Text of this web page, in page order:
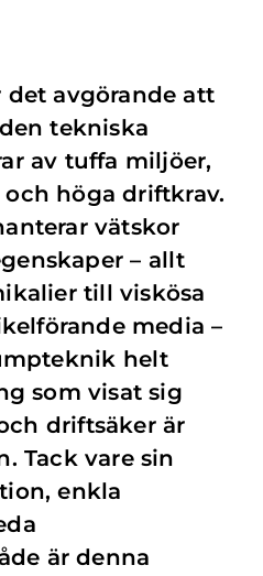
avgörande att
tekniska
av tuffa miljöer,
höga driftkrav.
vätskor
– allt
till viskösa
media –
helt
som visat sig
driftsäker är
Tack vare sin
enkla
är denna